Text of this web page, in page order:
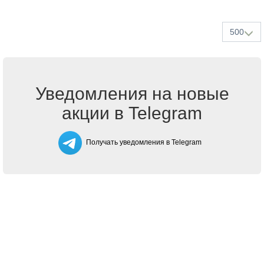
500
Уведомления на новые
акции в Telegram
Получать уведомления в Telegram